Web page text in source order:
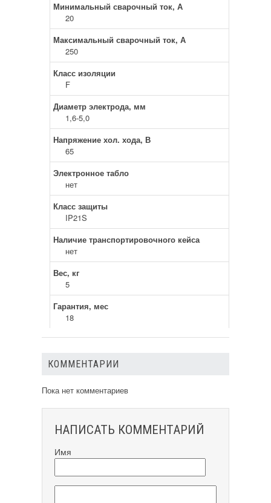
Минимальный сварочный ток, А
20
Максимальный сварочный ток, А
250
Класс изоляции
F
Диаметр электрода, мм
1,6-5,0
Напряжение хол. хода, В
65
Электронное табло
нет
Класс защиты
IP21S
Наличие транспортировочного кейса
нет
Вес, кг
5
Гарантия, мес
18
КОММЕНТАРИИ
Пока нет комментариев
НАПИСАТЬ КОММЕНТАРИЙ
Имя